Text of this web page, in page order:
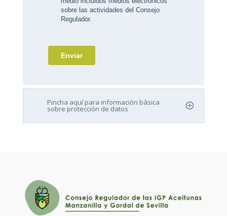
Pincha aquí para información básica
sobre protección de datos